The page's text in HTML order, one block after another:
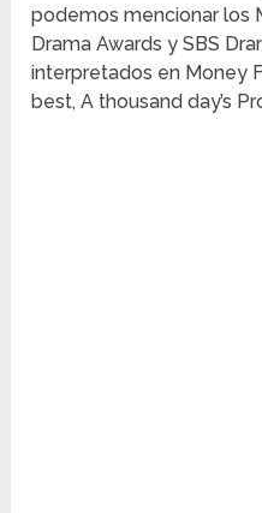
podemos mencionar los
Drama Awards y SBS
interpretados en Money
best, A thousand day’s